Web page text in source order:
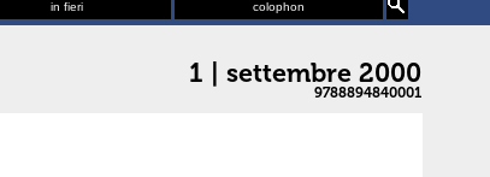
in fieri colophon
1 | settembre 2000
9788894840001